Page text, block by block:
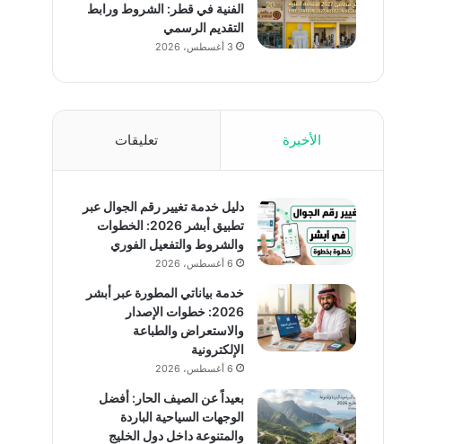
الفنية في قطر: الشروط ورابط
التقديم الرسمي
3 أغسطس، 2026
الأخيرة تعليقات
دليل خدمة تغيير رقم الجوال عبر
تطبيق أبشر 2026: الخطوات
والشروط والتفعيل الفوري
6 أغسطس، 2026
خدمة بياناتي المطورة عبر أبشر
2026: خطوات الإصدار
والاستعراض والطباعة
الإلكترونية
6 أغسطس، 2026
بعيداً عن الصيف الحار: أفضل
الوجهات السياحية الباردة
والمتنوعة داخل دول الخليج